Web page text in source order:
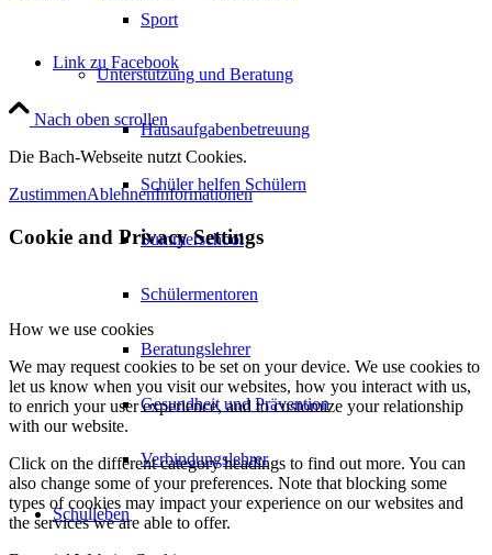
Sport
Unterstützung und Beratung
Hausaufgabenbetreuung
Schüler helfen Schülern
Summerschool
Schülermentoren
Beratungslehrer
Gesundheit und Prävention
Verbindungslehrer
Schulleben
Link zu Facebook
Nach oben scrollen
Die Bach-Webseite nutzt Cookies.
ZustimmenAblehnenInformationen
Cookie and Privacy Settings
How we use cookies
We may request cookies to be set on your device. We use cookies to
let us know when you visit our websites, how you interact with us,
to enrich your user experience, and to customize your relationship
with our website.
Click on the different category headings to find out more. You can
also change some of your preferences. Note that blocking some
types of cookies may impact your experience on our websites and
the services we are able to offer.